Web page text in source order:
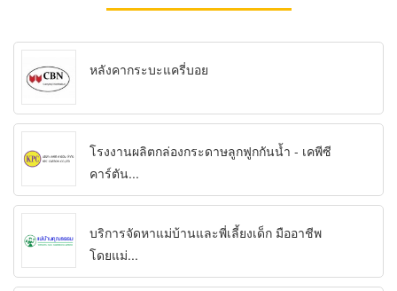
หลังคากระบะแครี่บอย
โรงงานผลิตกล่องกระดาษลูกฟูกกันน้ำ - เคพีซี
คาร์ตัน...
บริการจัดหาแม่บ้านและพี่เลี้ยงเด็ก มืออาชีพ
โดยแม่...